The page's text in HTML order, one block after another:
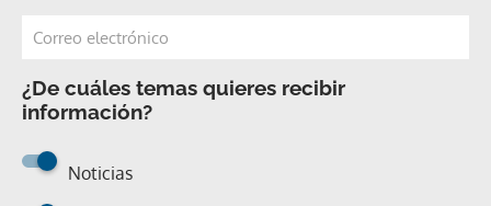
¿De cuáles temas quieres recibir
información?
Noticias